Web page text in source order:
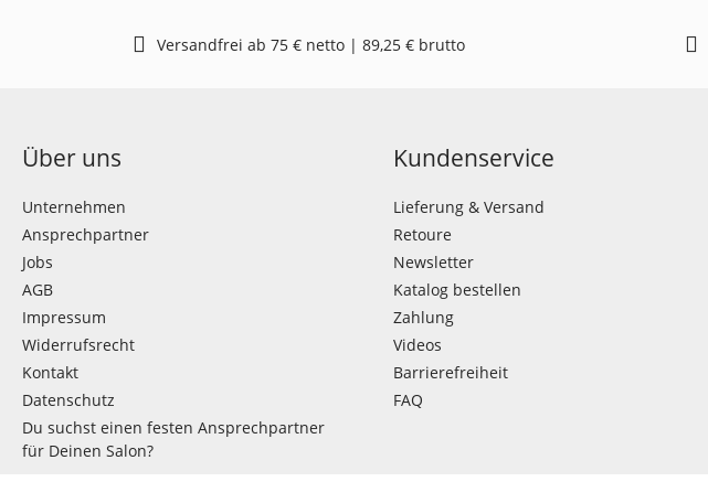
Versandfrei ab 75 € netto | 89,25 € brutto
Über uns
Unternehmen
Ansprechpartner
Jobs
AGB
Impressum
Widerrufsrecht
Kontakt
Datenschutz
Du suchst einen festen Ansprechpartner
für Deinen Salon?
Kundenservice
Lieferung & Versand
Retoure
Newsletter
Katalog bestellen
Zahlung
Videos
Barrierefreiheit
FAQ